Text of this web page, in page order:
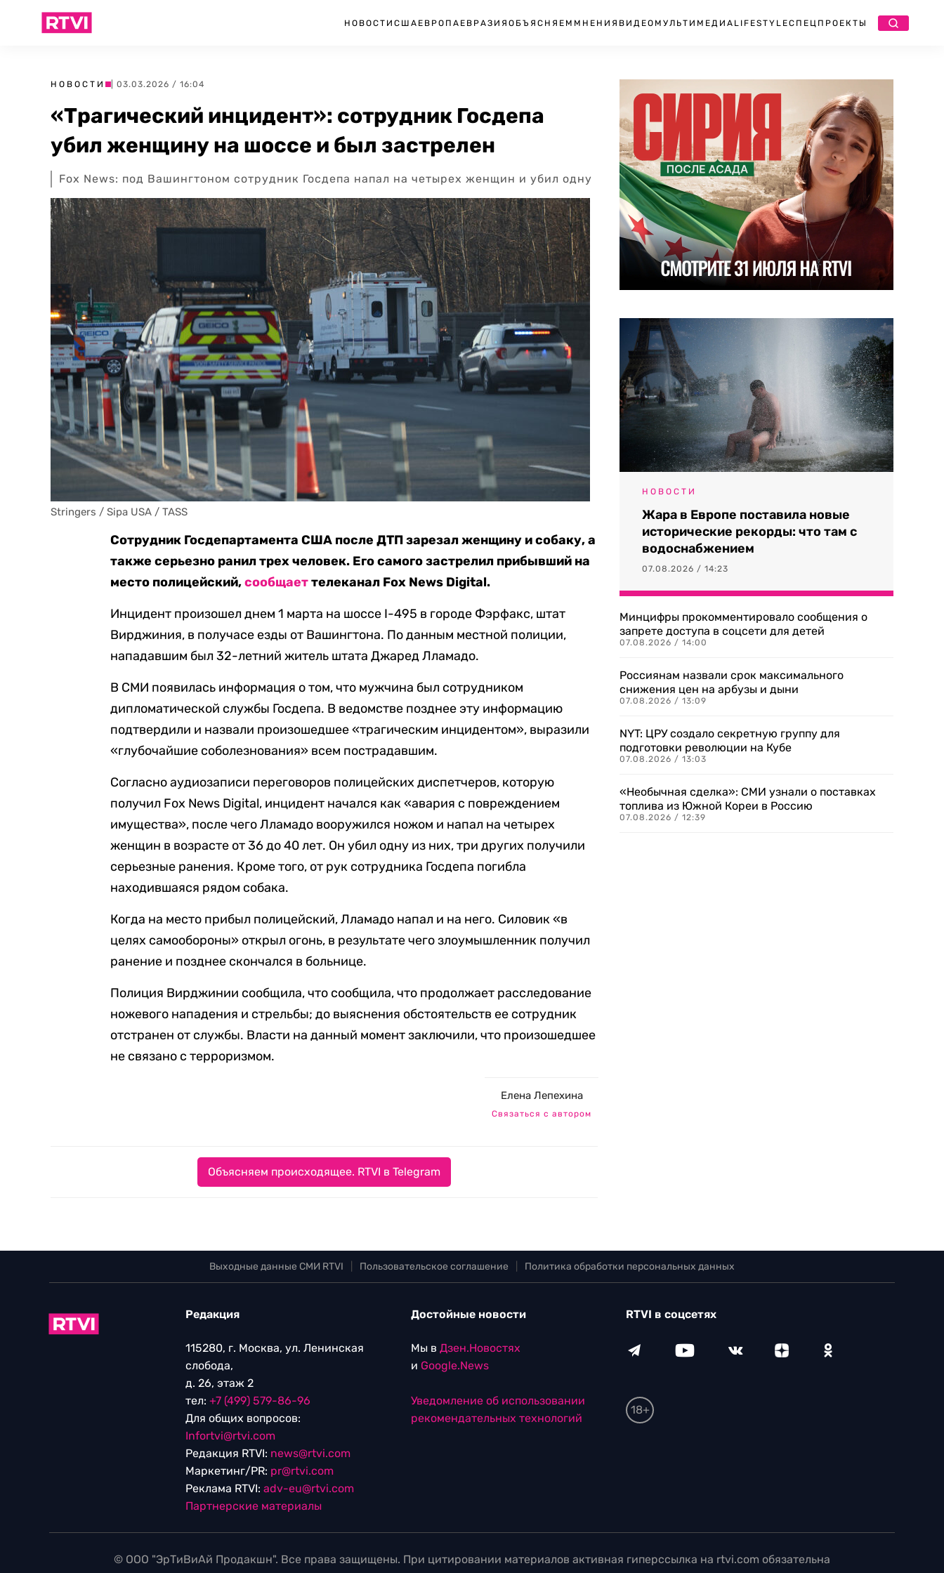
НОВОСТИ США ЕВРОПА ЕВРАЗИЯ ОБЪЯСНЯЕМ МНЕНИЯ ВИДЕО МУЛЬТИМЕДИА LIFESTYLEСПЕЦПРОЕКТЫ
НОВОСТИ | 03.03.2026 / 16:04
«Трагический инцидент»: сотрудник Госдепа
убил женщину на шоссе и был застрелен
Fox News: под Вашингтоном сотрудник Госдепа напал на четырех женщин и убил одну
Stringers / Sipa USA / TASS
Сотрудник Госдепартамента США после ДТП зарезал женщину и собаку, а
также серьезно ранил трех человек. Его самого застрелил прибывший на
место полицейский,сообщаеттелеканал Fox News Digital.
Инцидент произошел днем 1 марта на шоссе I-495 в городе Фэрфакс, штат
Вирджиния, в получасе езды от Вашингтона. По данным местной полиции,
нападавшим был 32-летний житель штата Джаред Лламадо.
В СМИ появилась информация о том, что мужчина был сотрудником
дипломатической службы Госдепа. В ведомстве позднее эту информацию
подтвердили и назвали произошедшее «трагическим инцидентом», выразили
«глубочайшие соболезнования» всем пострадавшим.
Согласно аудиозаписи переговоров полицейских диспетчеров, которую
получил Fox News Digital, инцидент начался как «авария с повреждением
имущества», после чего Лламадо вооружился ножом и напал на четырех
женщин в возрасте от 36 до 40 лет. Он убил одну из них, три других получили
серьезные ранения. Кроме того, от рук сотрудника Госдепа погибла
находившаяся рядом собака.
Когда на место прибыл полицейский, Лламадо напал и на него. Силовик «в
целях самообороны» открыл огонь, в результате чего злоумышленник получил
ранение и позднее скончался в больнице.
Полиция Вирджинии сообщила, что сообщила, что продолжает расследование
ножевого нападения и стрельбы; до выяснения обстоятельств ее сотрудник
отстранен от службы. Власти на данный момент заключили, что произошедшее
не связано с терроризмом.
Елена Лепехина
Связаться с автором
Объясняем происходящее. RTVI в Telegram
НОВОСТИ
Жара в Европе поставила новые
исторические рекорды: что там с
водоснабжением
07.08.2026 / 14:23
Минцифры прокомментировало сообщения о
запрете доступа в соцсети для детей
07.08.2026 / 14:00
Россиянам назвали срок максимального
снижения цен на арбузы и дыни
07.08.2026 / 13:09
NYT: ЦРУ создало секретную группу для
подготовки революции на Кубе
07.08.2026 / 13:03
«Необычная сделка»: СМИ узнали о поставках
топлива из Южной Кореи в Россию
07.08.2026 / 12:39
Выходные данные СМИ RTVI Пользовательское соглашение Политика обработки персональных данных
Редакция
115280, г. Москва, ул. Ленинская
слобода,
д. 26, этаж 2
тел: +7 (499) 579-86-96
Для общих вопросов:
Infortvi@rtvi.com
Редакция RTVI: news@rtvi.com
Маркетинг/PR: pr@rtvi.com
Реклама RTVI: adv-eu@rtvi.com
Партнерские материалы
Достойные новости
Мы в Дзен.Новостях
и Google.News
Уведомление об использовании
рекомендательных технологий
RTVI в соцсетях
18+
© ООО "ЭрТиВиАй Продакшн". Все права защищены. При цитировании материалов активная гиперссылка на rtvi.com обязательна